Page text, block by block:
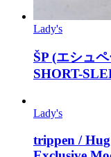
Lady's
ŠP (エシュ
SHORT-
Lady's
trippen /